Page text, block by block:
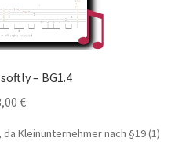
– BG1.4
€
Kleinunternehmer nach §19 (1)